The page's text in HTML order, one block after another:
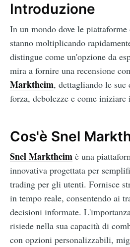
Introduzione
In un mondo dove le
stanno moltiplicando
distingue come un'opzione da
mira a fornire una recensione
Marktheim, dettagliando le
forza, debolezze e come iniziare
Cos'è Snel
Snel Marktheim è una
innovativa progettata per
trading per gli utenti. Fornisce
in tempo reale, consentendo ai
decisioni informate.
risiede nella sua capacità di
con opzioni personalizzabili,